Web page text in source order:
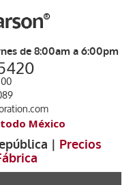
de 8:00am a 6:00pm
México
| Precios